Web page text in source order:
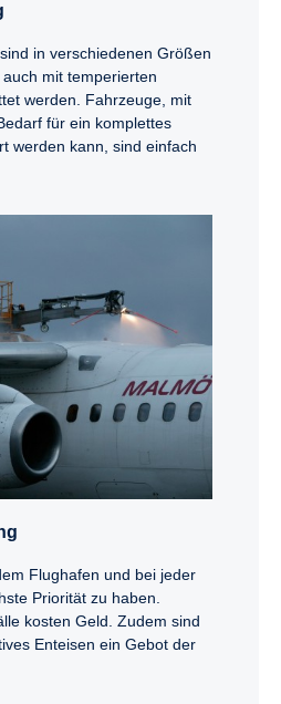
in verschiedenen Größen
mit temperierten
werden. Fahrzeuge, mit
für ein komplettes
werden kann, sind einfach
Flughafen und bei jeder
Priorität zu haben.
kosten Geld. Zudem sind
Enteisen ein Gebot der